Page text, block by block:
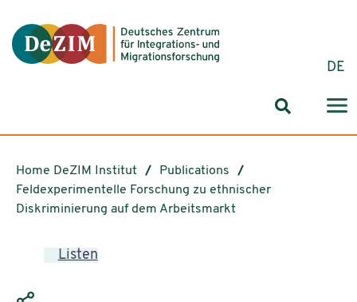
DE
Search
Home DeZIM Institut
Publications
Feldexperimentelle Forschung zu ethnischer
Diskriminierung auf dem Arbeitsmarkt
Listen